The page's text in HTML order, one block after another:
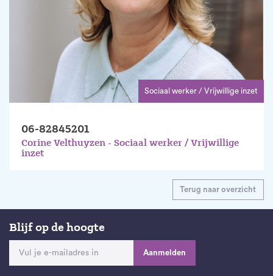
Sociaal werker / Vrijwillige inzet
06-82845201
Corine Velthuyzen - Sociaal werker / Vrijwillige
inzet
Terug naar overzicht
Blijf op de hoogte
Aanmelden